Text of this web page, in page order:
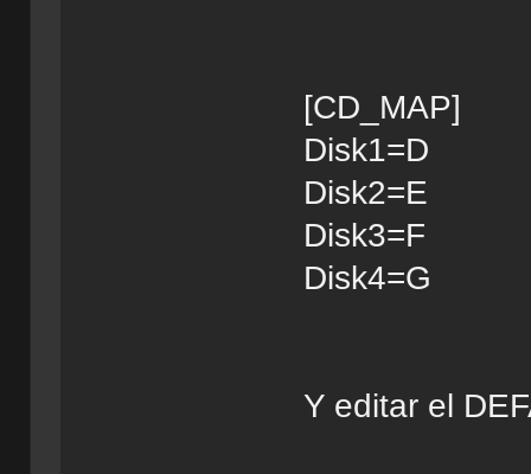
[CD_MAP]
Disk1=D
Disk2=E
Disk3=F
Disk4=G
Y editar el